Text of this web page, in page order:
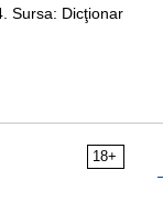
Sursa: Dicţionar
18+